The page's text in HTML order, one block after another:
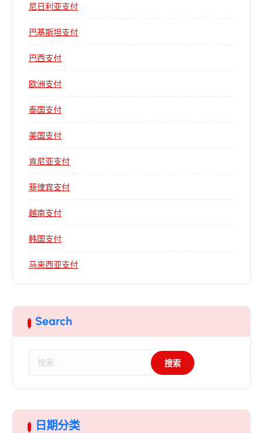
尼日利亚支付
巴基斯坦支付
巴西支付
欧洲支付
泰国支付
美国支付
肯尼亚支付
菲律宾支付
越南支付
韩国支付
马来西亚支付
Search
日期分类